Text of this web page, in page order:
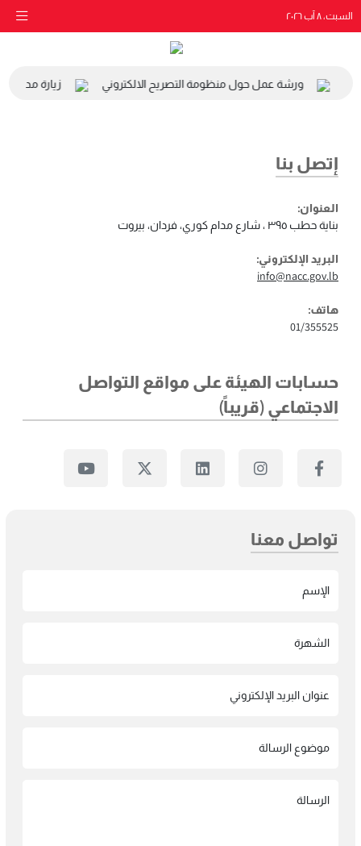
السبت، ٨ آب ٢٠٢٦
ورشة عمل حول منظومة التصريح الالكتروني زيارة مدرسة
إتصل بنا
العنوان:
بناية حطب ٣٩٥ ، شارع مدام كوري، فردان، بيروت
البريد الإلكتروني:
info@nacc.gov.lb
هاتف:
01/355525
حسابات الهيئة على مواقع التواصل
الاجتماعي (قريباً)
تواصل معنا
الإسم
الشهرة
عنوان البريد الإلكتروني
موضوع الرسالة
الرسالة